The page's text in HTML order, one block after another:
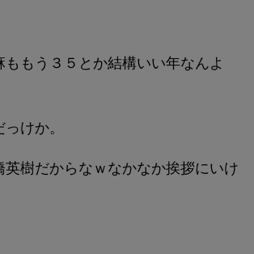
ももう３５とか結構いい年なんよ
けか。
英樹だからなｗなかなか挨拶にいけ